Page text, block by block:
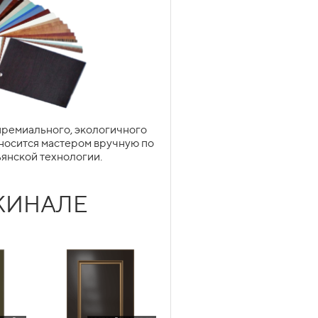
экологичного
мастером вручную по
технологии.
облегчить габаритную
и визуальной
НА КУХНЕ
Подробнее